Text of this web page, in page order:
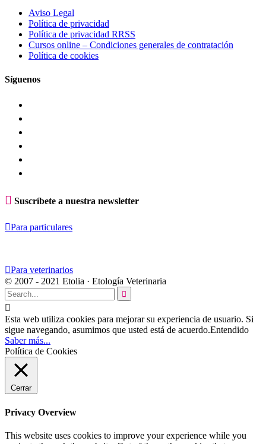
Aviso Legal
Política de privacidad
Política de privacidad RRSS
Cursos online – Condiciones generales de contratación
Política de cookies
Síguenos
 Suscríbete a nuestra newsletter
Para particulares
Para veterinarios
© 2007 - 2021 Etolia · Etología Veterinaria


Esta web utiliza cookies para mejorar su experiencia de usuario. Si
sigue navegando, asumimos que usted está de acuerdo.Entendido
Saber más...
Política de Cookies
Cerrar
Privacy Overview
This website uses cookies to improve your experience while you